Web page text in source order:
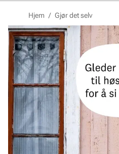
Hjem / Gjør det selv